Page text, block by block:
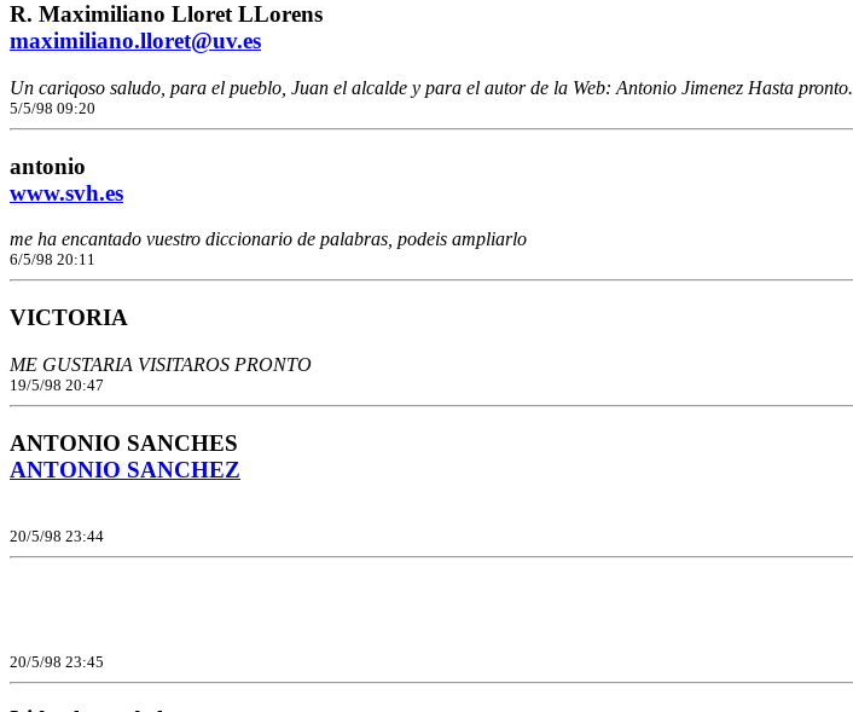
R. Maximiliano Lloret LLorens
maximiliano.lloret@uv.es
Un cariqoso saludo, para el pueblo, Juan el alcalde y para el autor de la Web: Antonio Jimenez Hasta pronto.
5/5/98 09:20
antonio
www.svh.es
me ha encantado vuestro diccionario de palabras, podeis ampliarlo
6/5/98 20:11
VICTORIA
ME GUSTARIA VISITAROS PRONTO
19/5/98 20:47
ANTONIO SANCHES
ANTONIO SANCHEZ
20/5/98 23:44
20/5/98 23:45